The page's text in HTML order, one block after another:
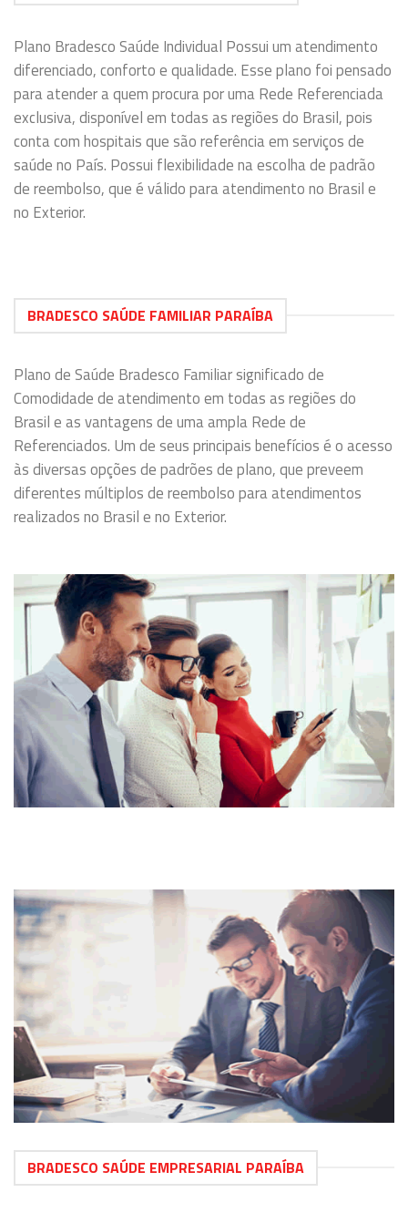
Plano Bradesco Saúde Individual Possui um atendimento
diferenciado, conforto e qualidade. Esse plano foi pensado
para atender a quem procura por uma Rede Referenciada
exclusiva, disponível em todas as regiões do Brasil, pois
conta com hospitais que são referência em serviços de
saúde no País. Possui flexibilidade na escolha de padrão
de reembolso, que é válido para atendimento no Brasil e
no Exterior.
BRADESCO SAÚDE FAMILIAR PARAÍBA
Plano de Saúde Bradesco Familiar significado de
Comodidade de atendimento em todas as regiões do
Brasil e as vantagens de uma ampla Rede de
Referenciados. Um de seus principais benefícios é o acesso
às diversas opções de padrões de plano, que preveem
diferentes múltiplos de reembolso para atendimentos
realizados no Brasil e no Exterior.
BRADESCO SAÚDE EMPRESARIAL PARAÍBA